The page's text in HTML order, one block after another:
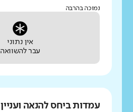
נמוכה בהרבה
אין נתוני
עבר להשוואה
עמדות ביחס להנאה ועניין